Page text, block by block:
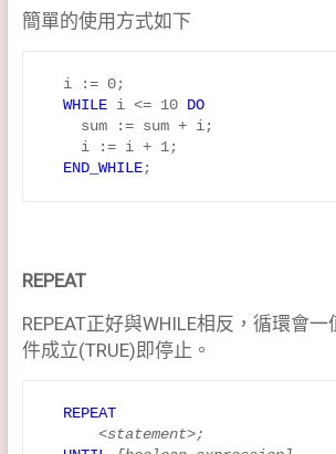
簡單的使用方式如下
WHILE i <= 10 DO
END_WHILE
REPEAT
REPEAT正好與WHILE相反，循環會
件成立(TRUE)即停止。
REPEAT
<statement>;